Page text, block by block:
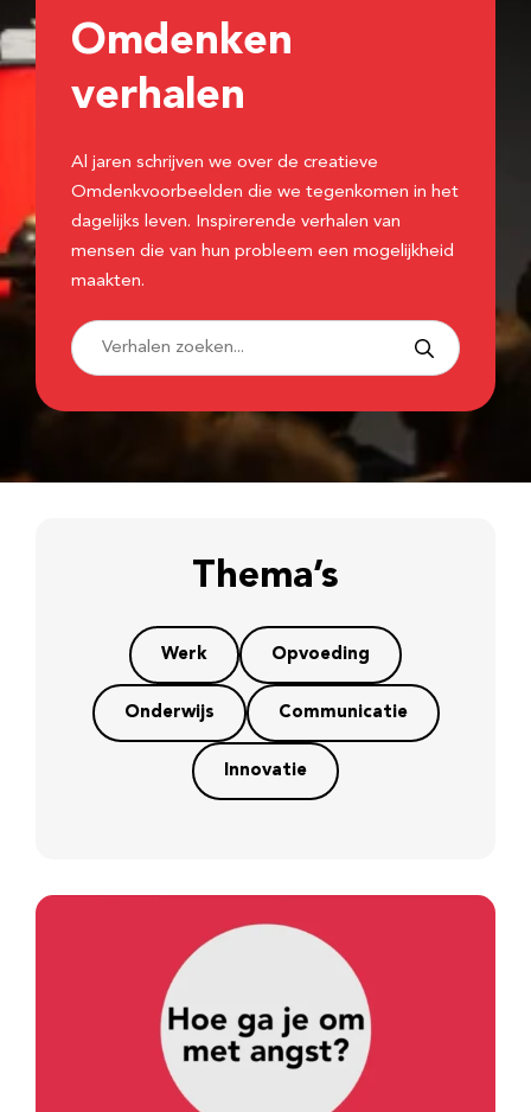
Omdenken
verhalen
Al jaren schrijven we over de creatieve
Omdenkvoorbeelden die we tegenkomen in het
dagelijks leven. Inspirerende verhalen van
mensen die van hun probleem een mogelijkheid
maakten.
Thema’s
Werk Opvoeding
Onderwijs Communicatie
Innovatie